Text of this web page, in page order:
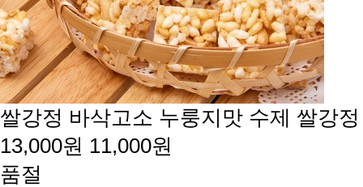
쌀강정 바삭고소 누룽지맛 수제 쌀강정
13,000원 11,000원
품절